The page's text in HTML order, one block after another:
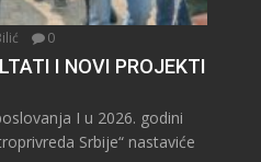
0
I NOVI PROJEKTI
I u 2026. godini
Srbije“ nastaviće